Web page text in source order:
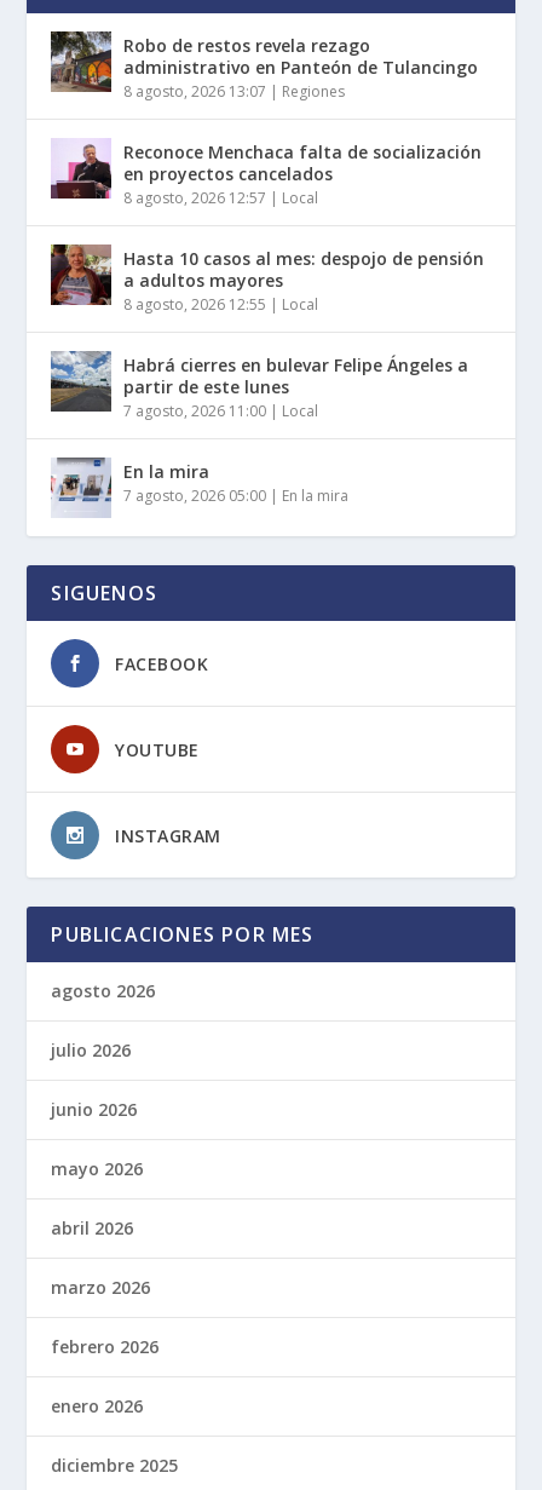
Robo de restos revela rezago
administrativo en Panteón de Tulancingo
8 agosto, 2026 13:07 | Regiones
Reconoce Menchaca falta de socialización
en proyectos cancelados
8 agosto, 2026 12:57 | Local
Hasta 10 casos al mes: despojo de pensión
a adultos mayores
8 agosto, 2026 12:55 | Local
Habrá cierres en bulevar Felipe Ángeles a
partir de este lunes
7 agosto, 2026 11:00 | Local
En la mira
7 agosto, 2026 05:00 | En la mira
SIGUENOS
FACEBOOK
YOUTUBE
INSTAGRAM
PUBLICACIONES POR MES
agosto 2026
julio 2026
junio 2026
mayo 2026
abril 2026
marzo 2026
febrero 2026
enero 2026
diciembre 2025